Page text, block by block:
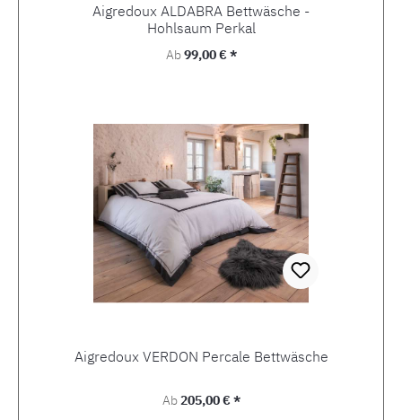
Aigredoux ALDABRA Bettwäsche -
Hohlsaum Perkal
Regulärer Preis:
Ab99,00 € *
Aigredoux VERDON Percale Bettwäsche
Regulärer Preis:
Ab205,00 € *